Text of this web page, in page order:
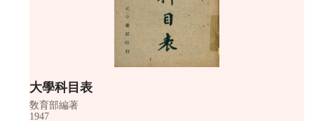
大學科目表
敎育部編著
1947